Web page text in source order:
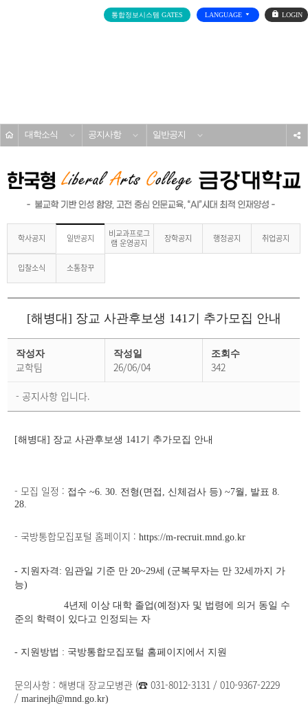
통합정보시스템 GATES LANGUAGE
로
그
대학소식 공지사항 일반공지
학사공지 일반공지
비교과프로그
램 운영공지
장학공지 행정공지 취업공지
입찰소식 소통창꾸
일
이
[해병대] 장교 사관후보생 141기 추가모집 안내
작성자
교학팀
작성일
26/06/04
조회수
342
- 공지사항 입니다.
[해병대] 장교 사관후보생 141기 추가모집 안내
- 모집 일정 : 접수 ~6. 30. 전형(면접, 신체검사 등) ~7월, 발표 8.
28.
- 국방통합모집포털 홈페이지 :https://m-recruit.mnd.go.kr
- 지원자격: 임관일 기준 만 20~29세 (군복무자는 만 32세까지 가
능)
4년제 이상 대학 졸업(예정)자 및 법령에 의거 동일 수
준의 학력이 있다고 인정되는 자
- 지원방법 : 국방통합모집포털 홈페이지에서 지원
문의사항 :해병대 장교모병관 (☎ 031-8012-3131 / 010-9367-2229
/marinejh@mnd.go.kr)